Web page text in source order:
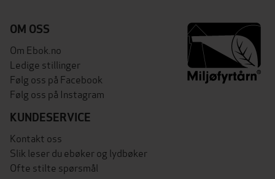
OM OSS
Om Ebok.no
Ledige stillinger
Følg oss på Facebook
Følg oss på Instagram
KUNDESERVICE
Kontakt oss
Slik leser du ebøker og lydbøker
Ofte stilte spørsmål